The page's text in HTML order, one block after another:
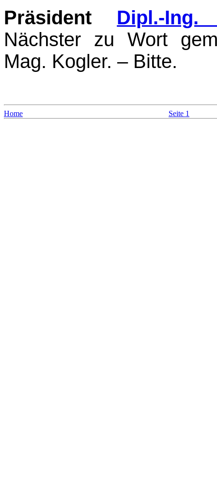
Präsident Dipl.-
Nächster zu Wort
Mag. Kogler. – Bitte.
Home Seite 1